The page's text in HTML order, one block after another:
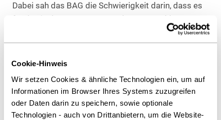
Cookie-Hinweis
Wir setzen Cookies & ähnliche Technologien ein, um auf
Informationen im Browser Ihres Systems zuzugreifen
oder Daten darin zu speichern, sowie optionale
Technologien - auch von Drittanbietern, um die Website-
Dabei sah das BAG die Schwierigkeit darin, dass es
für das in der Versorgungsordnung gewählte
Höchstalter des Beschäftigten zum Zeitpunkt der
Heirat (63 Jahre) im Kontext der
Versorgungsordnung keinen objektiv
insbesondere das Regelrentenalter nach der
betrieblichen Versorgungsordnung bei 65 Jahren. Es
fehlte daher an einem plausiblen Grund, warum es